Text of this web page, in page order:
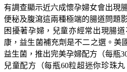
有調查顯示近六成懷孕婦女會出現
便秘及腹瀉這兩種極端的腸道問題
困擾著孕婦，兒童亦經常出現腸
康，益生菌補充劑是不二之選。美
益生菌，推出完美孕婦配方（每瓶
兒童配方（每瓶60粒超迷你珍珠丸